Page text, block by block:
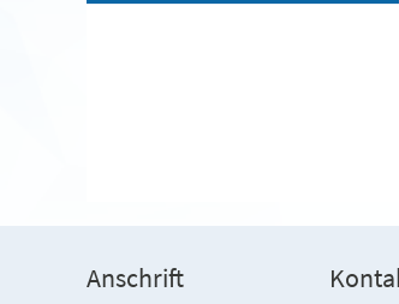
Anschrift